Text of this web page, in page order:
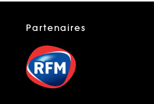
Partenaires